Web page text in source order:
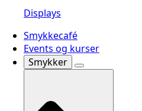
Displays
Smykkecafé
Events og kurser
Smykker